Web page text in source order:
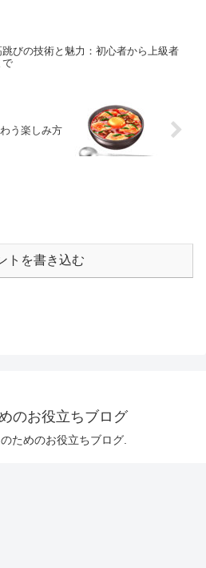
跳びの技術と魅力：初心者から上級者
で
う楽しみ方
トを書き込む
のお役立ちブログ
ためのお役立ちブログ.